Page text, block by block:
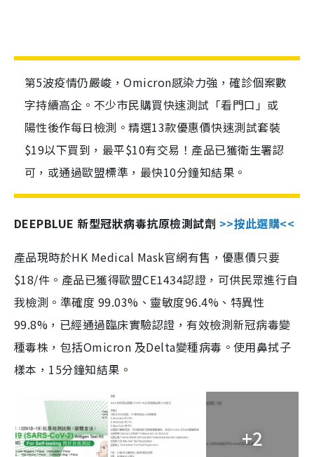
第5波疫情仍嚴峻，Omicron感染力強，確診個案數
字持續高企。不少市民購買快速測試「看門口」或
陽性後作每日檢測。精選13款優惠價快速測試套裝
$19以下買到，最平$10有交易！產品已獲衛生署認
可，或通過歐盟標準，最快10分鐘知結果。
DEEPBLUE 新型冠狀病毒抗原檢測試劑 >>按此選購<<
產品現時於HK Medical Mask官網有售，優惠價只要
$18/件。產品已獲得歐盟CE1434認證，可供民眾進行自
我檢測。準確度 99.03%、靈敏度96.4%、特異性
99.8%，已經通過臨床實驗認證，有效檢測新冠病毒變
種毒株，包括Omicron 及Delta變種病毒。使用鼻拭子
樣本，15分鐘知結果。
+2